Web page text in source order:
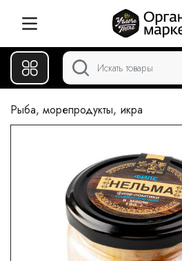
Рыба, морепродукты, икра